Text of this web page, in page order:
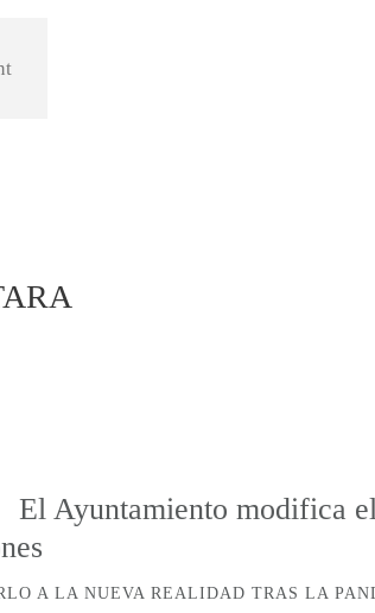
El Ayuntamiento modifica
A LA NUEVA REALIDAD TRAS LA